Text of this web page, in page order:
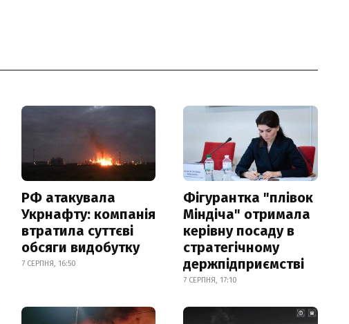
РФ атакувала
Укрнафту: компанія
втратила суттєві
обсяги видобутку
7 СЕРПНЯ, 16:50
Фігурантка "плівок
Міндіча" отримала
керівну посаду в
стратегічному
держпідприємстві
7 СЕРПНЯ, 17:10